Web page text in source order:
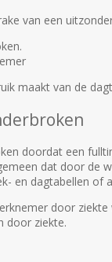
van een
maakt van de
doordat een
dat door de
en dagtabellen of
door ziekte
door ziekte.